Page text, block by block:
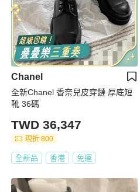
Chanel
全新Chanel 香奈兒皮穿鏈 厚底短
靴 36碼
TWD 36,347
現折 800
全新品 香港 免運